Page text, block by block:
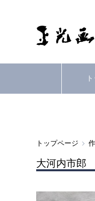
トップページ
大河内市郎